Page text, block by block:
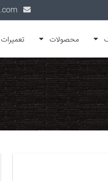
محصولات